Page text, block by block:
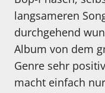
langsameren
durchgehend
Album von dem
Genre sehr
macht einfach